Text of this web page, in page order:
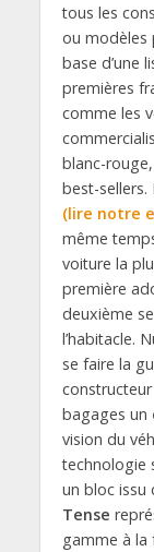
tous les
ou modèles
base d’une
premières
comme les
blanc-
best-sellers.
(lire notre
même
voiture la
première
deuxième
l’habitacle.
se faire la
bagages un
vision du
technologie
un bloc issu
Tense
gamme à la